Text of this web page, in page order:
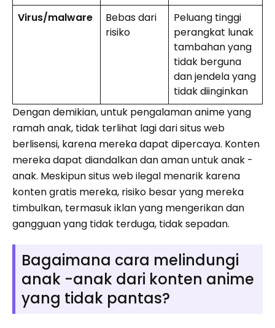
Virus/malware
Bebas dari
risiko
Peluang tinggi
perangkat lunak
tambahan yang
tidak berguna
dan jendela yang
tidak diinginkan
Dengan demikian, untuk pengalaman anime yang
ramah anak, tidak terlihat lagi dari situs web
berlisensi, karena mereka dapat dipercaya. Konten
mereka dapat diandalkan dan aman untuk anak -
anak. Meskipun situs web ilegal menarik karena
konten gratis mereka, risiko besar yang mereka
timbulkan, termasuk iklan yang mengerikan dan
gangguan yang tidak terduga, tidak sepadan.
Bagaimana cara melindungi
anak -anak dari konten anime
yang tidak pantas?